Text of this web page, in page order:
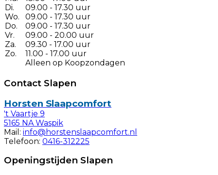
Di.
Wo.
Do.
Vr.
Za.
Zo.
09.00 - 17.30 uur
09.00 - 17.30 uur
09.00 - 17.30 uur
09.00 - 20.00 uur
09.30 - 17.00 uur
11.00 - 17.00 uur
Alleen op Koopzondagen
Contact Slapen
Horsten Slaapcomfort
't Vaartje 9
5165 NA Waspik
Mail: info@horstenslaapcomfort.nl
Telefoon: 0416-312225
Openingstijden Slapen